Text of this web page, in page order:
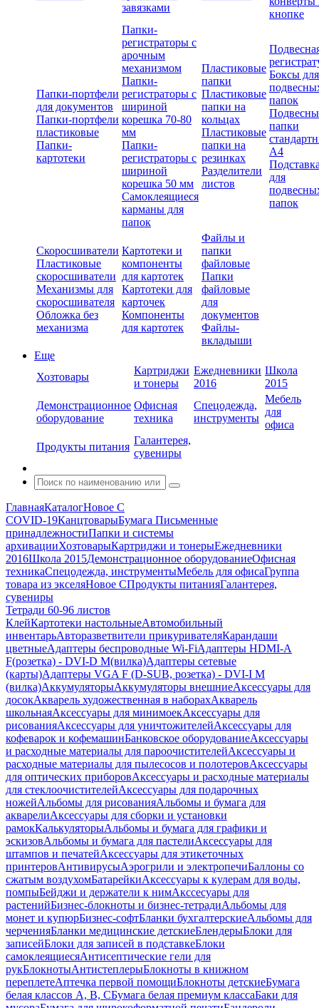
завязками
кнопке
Папки-портфели
для документов
Папки-портфели
пластиковые
Папки-
картотеки
Папки-
регистраторы с
арочным
механизмом
Папки-
регистраторы с
шириной
корешка 70-80
мм
Папки-
регистраторы с
шириной
корешка 50 мм
Самоклеящиеся
карманы для
папок
Пластиковые
папки
Пластиковые
папки на
кольцах
Пластиковые
папки на
резинках
Разделители
листов
Боксы для
папок
папки
А4
для
папок
Скоросшиватели
Пластиковые
скоросшиватели
Механизмы для
скоросшивателя
Обложка без
механизма
Картотеки и
компоненты
для картотек
Картотеки для
карточек
Компоненты
для картотек
Файлы и
папки
файловые
Папки
файловые
для
документов
Файлы-
вкладыши
Еще
Хозтовары
Картриджи
и тонеры
Ежедневники
2016
Школа
2015
Демонстрационное
оборудование
Офисная
техника
Спецодежда,
инструменты
Мебель
для
офиса
Продукты питания
Галантерея,
сувениры
ГлавнаяКаталогНовое С
COVID-19КанцтоварыБумага Письменные
принадлежностиПапки и системы
архивацииХозтоварыКартриджи и тонерыЕжедневники
2016Школа 2015Демонстрационное оборудованиеОфисная
техникаСпецодежда, инструментыМебель для офисаГруппа
товара из экселяНовое СПродукты питанияГалантерея,
сувениры
Тетради 60-96 листов
КлейКартотеки настольныеАвтомобильный
инвентарьАвторазветвители прикуривателяКарандаши
цветныеАдаптеры беспроводные Wi-FiАдаптеры HDMI-A
F(розетка) - DVI-D M(вилка)Адаптеры сетевые
(карты)Адаптеры VGA F (D-SUB, розетка) - DVI-I M
(вилка)АккумуляторыАккумуляторы внешниеАксессуары для
досокАкварель художественная в наборахАкварель
школьнаяАксессуары для минимоекАксессуары для
рисованияАксессуары для уничтожителейАксессуары для
кофеварок и кофемашинБанковское оборудованиеАксессуары
и расходные материалы для пароочистителейАксессуары и
расходные материалы для пылесосов и полотеровАксессуары
для оптических приборовАксессуары и расходные материалы
для стеклоочистителейАксессуары для подарочных
ножейАльбомы для рисованияАльбомы и бумага для
акварелиАксессуары для сборки и установки
рамокКалькуляторыАльбомы и бумага для графики и
эскизовАльбомы и бумага для пастелиАксессуары для
штампов и печатейАксессуары для этикеточных
принтеровАнтивирусыАэрогрили и электропечиБаллоны со
сжатым воздухомБатарейкиАксессуары к кулерам для воды,
помпыБейджи и держатели к нимАкссесуары для
растенийБизнес-блокноты и бизнес-тетрадиАльбомы для
монет и купюрБизнес-софтБланки бухгалтерскиеАльбомы для
черченияБланки медицинские детскиеБлендерыБлоки для
записейБлоки для записей в подставкеБлоки
самоклеящиесяАнтисептические гели для
рукБлокнотыАнтистеплерыБлокноты в книжном
переплетеАптечка первой помощиБлокноты детскиеБумага
белая классов А, В, СБумага белая премиум классаБаки для